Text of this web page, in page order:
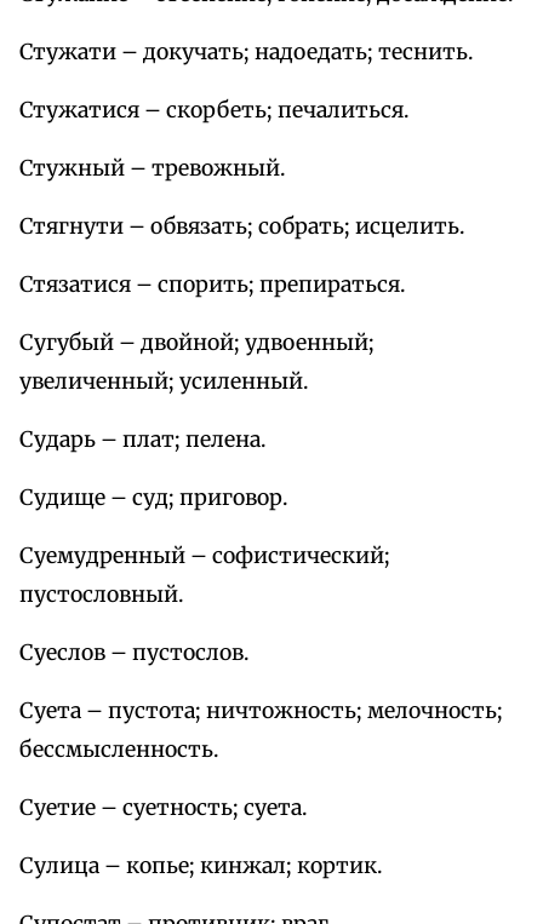
Стужати – докучать; надоедать; теснить.
Стужатися – скорбеть; печалиться.
Стужный – тревожный.
Стягнути – обвязать; собрать; исцелить.
Стязатися – спорить; препираться.
Сугубый – двойной; удвоенный;
увеличенный; усиленный.
Сударь – плат; пелена.
Судище – суд; приговор.
Суемудренный – софистический;
пустословный.
Суеслов – пустослов.
Суета – пустота; ничтожность; мелочность;
бессмысленность.
Суетие – суетность; суета.
Сулица – копье; кинжал; кортик.